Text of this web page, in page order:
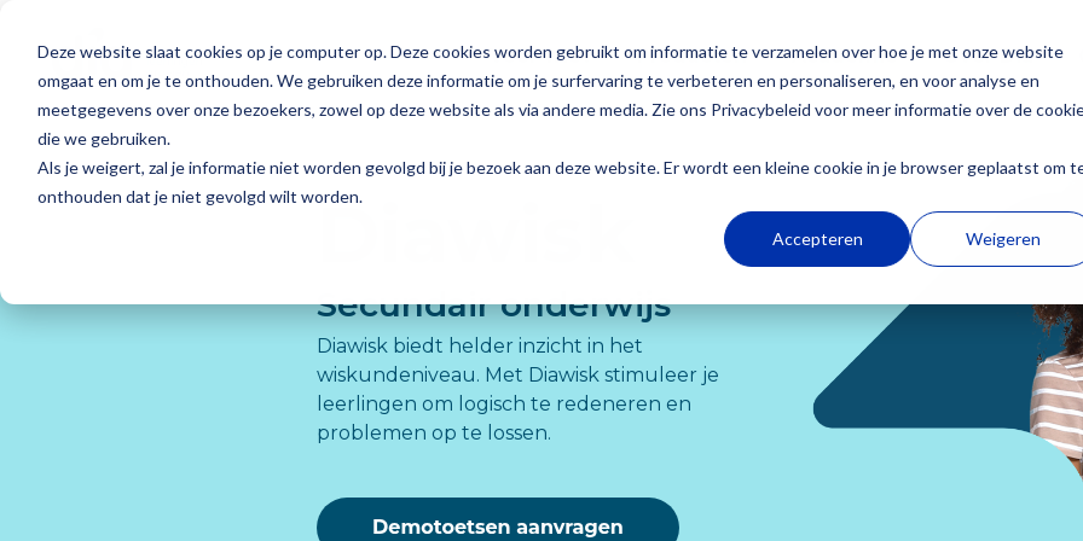
Deze website slaat cookies op je computer op. Deze cookies worden gebruikt om informatie te verzamelen over hoe je met onze website
omgaat en om je te onthouden. We gebruiken deze informatie om je surfervaring te verbeteren en personaliseren, en voor analyse en
meetgegevens over onze bezoekers, zowel op deze website als via andere media. Zie ons Privacybeleid voor meer informatie over de
die we gebruiken.
Als je weigert, zal je informatie niet worden gevolgd bij je bezoek aan deze website. Er wordt een kleine cookie in je browser geplaatst om
onthouden dat je niet gevolgd wilt worden.
Accepteren Weigeren
main
content.
Voor wie?
Elke dag zie je jouw leerlingen groeien. Bij Dia
begrijpen we hoe waardevol het is om helder
focussen op wat echt telt: het richting geven aan
Secundair onderwijs
Onderwijs draait niet alleen om punten, maar om
de groei van elke leerling. Met Dia volg je die
op wat jouw leerlingen nodig hebben.
Producten
Basisonderwijs
Dia-groeiwijzer
Diaplus: oefenmateriaal
Dia-LVS-toetsen
Diaplus:
Academie
Onze Academie
Dia komt naar jou
Over Dia
Wij zijn ontwikkelaar en uitgever van het
adaptieve Dia-leerlingvolgsysteem en
Werken bij Dia
Bij Dia werken we met een enthousiast team aan
het richting geven aan groei van leerlingen.
Diawisk
Secundair onderwijs
Diawisk biedt helder inzicht in het
wiskundeniveau. Met Diawisk stimuleer je
leerlingen om logisch te redeneren en
problemen op te lossen.